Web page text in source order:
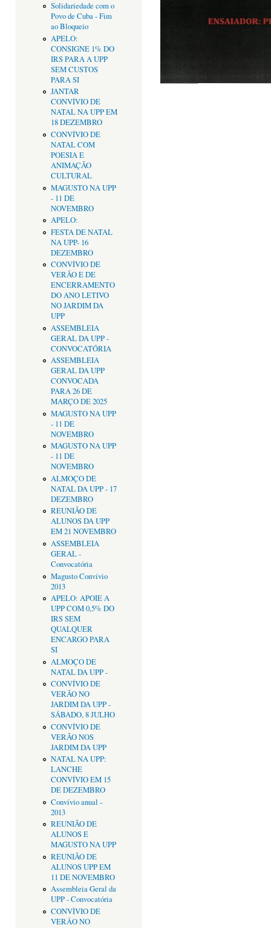
Solidariedade com o
Povo de Cuba - Fim
ao Bloqueio
APELO:
CONSIGNE 1% DO
IRS PARA A UPP
SEM CUSTOS
PARA SI
JANTAR
CONVÍVIO DE
NATAL NA UPP EM
18 DEZEMBRO
CONVÍVIO DE
NATAL COM
POESIA E
ANIMAÇÃO
CULTURAL
MAGUSTO NA UPP
- 11 DE
NOVEMBRO
APELO:
FESTA DE NATAL
NA UPP- 16
DEZEMBRO
CONVÍVIO DE
VERÃO E DE
ENCERRAMENTO
DO ANO LETIVO
NO JARDIM DA
UPP
ASSEMBLEIA
GERAL DA UPP -
CONVOCATÓRIA
ASSEMBLEIA
GERAL DA UPP
CONVOCADA
PARA 26 DE
MARÇO DE 2025
MAGUSTO NA UPP
- 11 DE
NOVEMBRO
MAGUSTO NA UPP
- 11 DE
NOVEMBRO
ALMOÇO DE
NATAL DA UPP - 17
DEZEMBRO
REUNIÃO DE
ALUNOS DA UPP
EM 21 NOVEMBRO
ASSEMBLEIA
GERAL -
Convocatória
Magusto Convívio
2013
APELO: APOIE A
UPP COM 0,5% DO
IRS SEM
QUALQUER
ENCARGO PARA
SI
ALMOÇO DE
NATAL DA UPP -
CONVÍVIO DE
VERÃO NO
JARDIM DA UPP -
SÁBADO, 8 JULHO
CONVÍVIO DE
VERÃO NOS
JARDIM DA UPP
NATAL NA UPP:
LANCHE
CONVÍVIO EM 15
DE DEZEMBRO
Convívio anual -
2013
REUNIÃO DE
ALUNOS E
MAGUSTO NA UPP
REUNIÃO DE
ALUNOS UPP EM
11 DE NOVEMBRO
Assembleia Geral da
UPP - Convocatória
CONVÌVIO DE
VERÂO NO